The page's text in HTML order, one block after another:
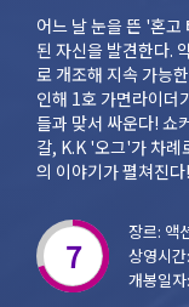
어느 날 눈을 뜬 '혼
된 자신을 발견한다. 악의 조직 쇼커(SHOCKER)는 인간을 기계적으
로 개조해 지속 가능한 행복을 추구하고자 하는 의문의 단체. 쇼커로
인해 1호 가면라이더
들과 맞서 싸운다! 쇼커 괴인을 뜻하는 '오그', 일명 거미, 박쥐, 벌, 전
갈, K.K '오그'가 차례
의 이야기가 펼쳐진다!
7
장르: 액
상영시
개봉일